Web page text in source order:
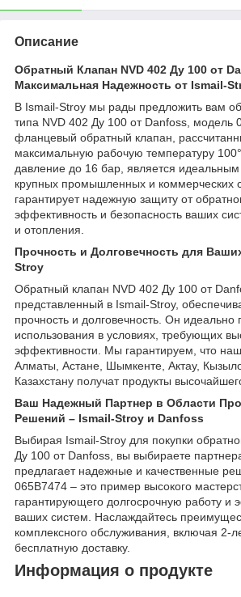
Описание
Обратный Клапан NVD 402 Ду 100 от
Максимальная Надежность от Ismail-
В Ismail-Stroy мы рады предложить вам
типа NVD 402 Ду 100 от Danfoss, модель
фланцевый обратный клапан,
максимальную рабочую температуру
давление до 16 бар, является
крупных промышленных и коммерческих
гарантирует надежную защиту от
эффективность и безопасность ваших
и отопления.
Прочность и Долговечность для
Stroy
Обратный клапан NVD 402 Ду 100 от
представленный в Ismail-Stroy,
прочность и долговечность. Он идеально
использования в условиях, требующих
эффективности. Мы гарантируем, что
Алматы, Астане, Шымкенте, Актау,
Казахстану получат продукты
Ваш Надежный Партнер в Области
Решений – Ismail-Stroy и Danfoss
Выбирая Ismail-Stroy для покупки
Ду 100 от Danfoss, вы выбираете
предлагает надежные и качественные
065B7474 – это пример высокого
гарантирующего долгосрочную работу и
ваших систем. Наслаждайтесь
комплексного обслуживания, включая 2-
бесплатную доставку.
Информация о продукте